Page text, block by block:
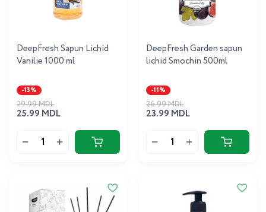
DeepFresh Sapun Lichid
Vanilie 1000 ml
-13%
25.99 MDL
29.99 MDL
DeepFresh Garden sapun
lichid Smochin 500ml
-11%
23.99 MDL
26.99 MDL